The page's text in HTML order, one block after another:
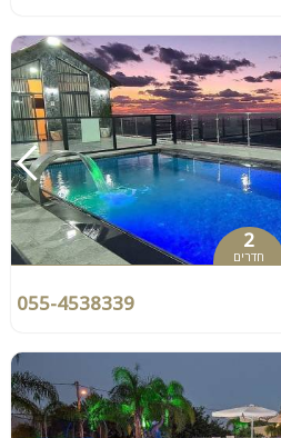
2
חדרים
055-4538339